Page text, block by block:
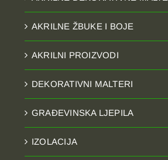
AKRILNE ŽBUKE I BOJE
AKRILNI PROIZVODI
DEKORATIVNI MALTERI
GRAĐEVINSKA LJEPILA
IZOLACIJA